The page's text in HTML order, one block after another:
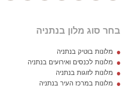
בחר סוג מלון בנתניה
מלונות בוטיק בנתניה
מלונות לכנסים ואירועים בנתניה
מלונות לזוגות בנתניה
מלונות במרכז העיר בנתניה